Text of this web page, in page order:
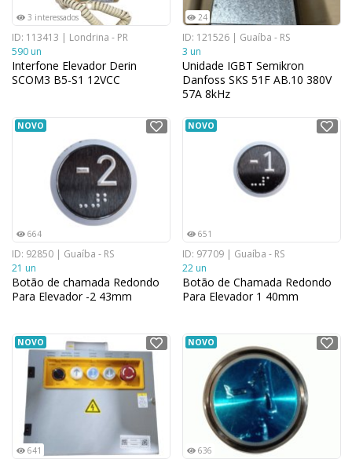
3 interessados
ID: 113413 | Londrina - PR
590 un
Interfone Elevador Derin
SCOM3 B5-S1 12VCC
24
ID: 121526 | Guaíba - RS
3 un
Unidade IGBT Semikron
Danfoss SKS 51F AB.10 380V
57A 8kHz
NOVO
664
ID: 92850 | Guaíba - RS
21 un
Botão de chamada Redondo
Para Elevador -2 43mm
NOVO
651
ID: 97709 | Guaíba - RS
22 un
Botão de Chamada Redondo
Para Elevador 1 40mm
NOVO
641
NOVO
636